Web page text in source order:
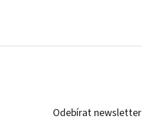
Odebírat newsletter